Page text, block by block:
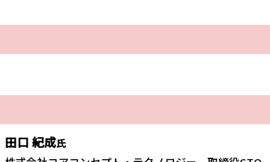
田口 紀成氏